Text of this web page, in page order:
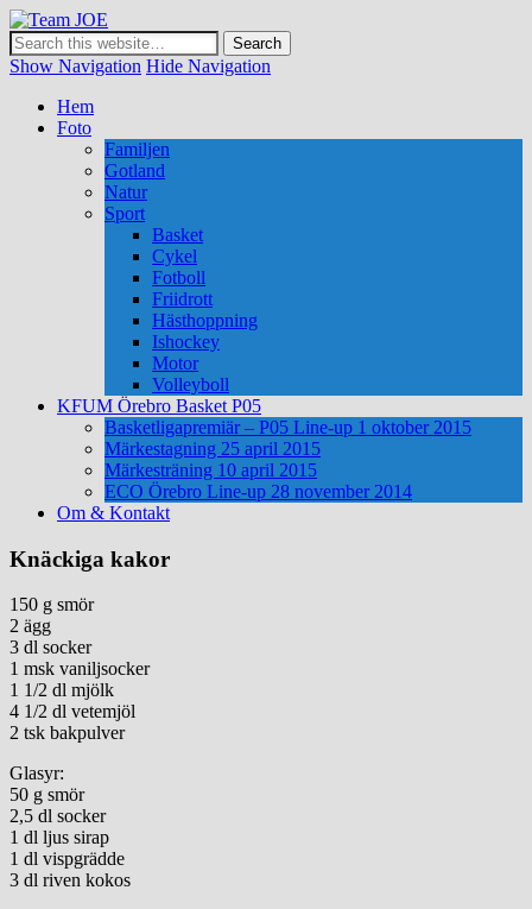
Show Navigation Hide Navigation
Hem
Foto
Familjen
Gotland
Natur
Sport
Basket
Cykel
Fotboll
Friidrott
Hästhoppning
Ishockey
Motor
Volleyboll
KFUM Örebro Basket P05
Basketligapremiär – P05 Line-up 1 oktober 2015
Märkestagning 25 april 2015
Märkesträning 10 april 2015
ECO Örebro Line-up 28 november 2014
Om & Kontakt
Knäckiga kakor
150 g smör
2 ägg
3 dl socker
1 msk vaniljsocker
1 1/2 dl mjölk
4 1/2 dl vetemjöl
2 tsk bakpulver
Glasyr:
50 g smör
2,5 dl socker
1 dl ljus sirap
1 dl vispgrädde
3 dl riven kokos